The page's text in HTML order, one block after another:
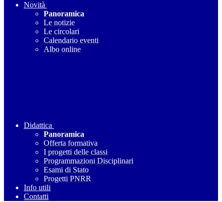
Novità
Panoramica
Le notizie
Le circolari
Calendario eventi
Albo online
Didattica
Panoramica
Offerta formativa
I progetti delle classi
Programmazioni Disciplinari
Esami di Stato
Progetti PNRR
Info utili
Contatti